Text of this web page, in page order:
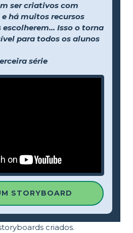
ser criativos com
há muitos recursos
Isso o torna
para todos os alunos
série
STORYBOARD
criados.